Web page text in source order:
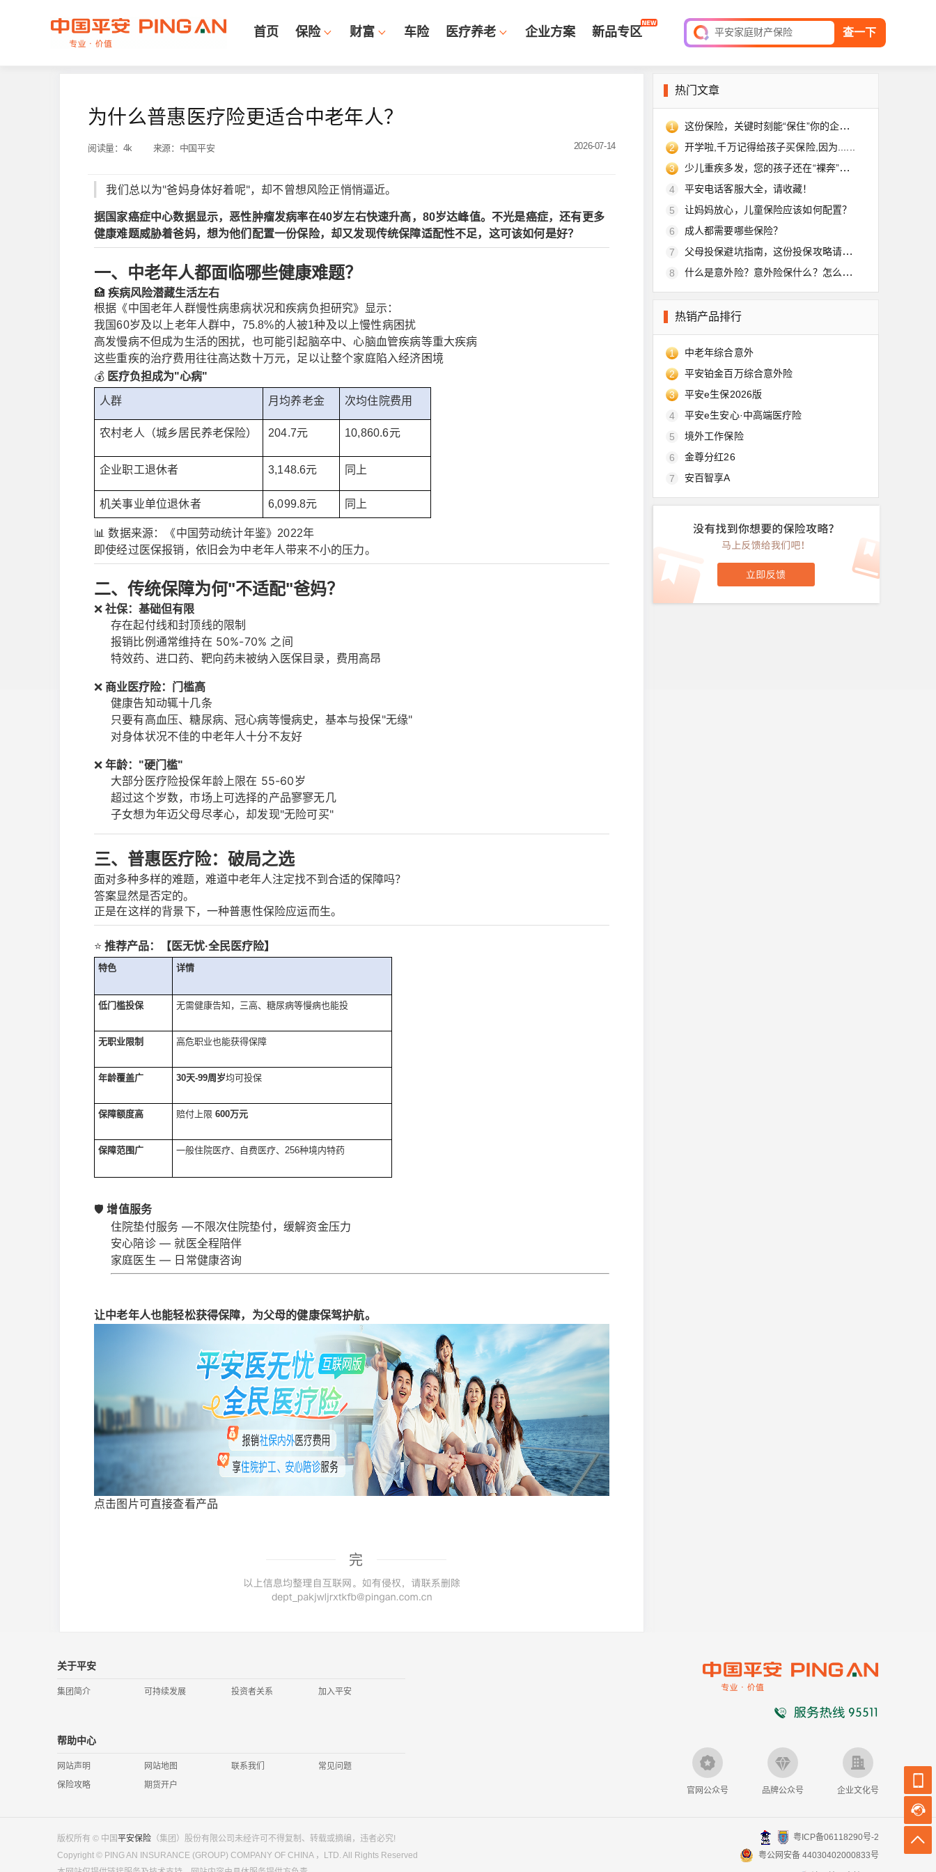
首页 保险 财富 车险 医疗养老 企业方案 新品专区
保单查询
查一下
为什么普惠医疗险更适合中老年人？
阅读量： 4k 来源： 中国平安 2026-07-14
我们总以为"爸妈身体好着呢"，却不曾想风险正悄悄逼近。
据国家癌症中心数据显示，恶性肿瘤发病率在40岁左右快速升高，80岁达峰值。不光是癌症，还有更多
健康难题威胁着爸妈，想为他们配置一份保险，却又发现传统保障适配性不足，这可该如何是好？
一、中老年人都面临哪些健康难题？
🏥 疾病风险潜藏生活左右
根据《中国老年人群慢性病患病状况和疾病负担研究》显示：
我国60岁及以上老年人群中，75.8%的人被1种及以上慢性病困扰
高发慢病不但成为生活的困扰，也可能引起脑卒中、心脑血管疾病等重大疾病
这些重疾的治疗费用往往高达数十万元，足以让整个家庭陷入经济困境
💰 医疗负担成为"心病"
人群 月均养老金 次均住院费用
农村老人（城乡居民养老保险） 204.7元 10,860.6元
企业职工退休者 3,148.6元 同上
机关事业单位退休者 6,099.8元 同上
📊 数据来源：《中国劳动统计年鉴》2022年
即使经过医保报销，依旧会为中老年人带来不小的压力。
二、传统保障为何"不适配"爸妈？
❌ 社保：基础但有限
存在起付线和封顶线的限制
报销比例通常维持在 50%-70% 之间
特效药、进口药、靶向药未被纳入医保目录，费用高昂
❌ 商业医疗险：门槛高
健康告知动辄十几条
只要有高血压、糖尿病、冠心病等慢病史，基本与投保"无缘"
对身体状况不佳的中老年人十分不友好
❌ 年龄："硬门槛"
大部分医疗险投保年龄上限在 55-60岁
超过这个岁数，市场上可选择的产品寥寥无几
子女想为年迈父母尽孝心，却发现"无险可买"
三、普惠医疗险：破局之选
面对多种多样的难题，难道中老年人注定找不到合适的保障吗？
答案显然是否定的。
正是在这样的背景下，一种普惠性保险应运而生。
⭐ 推荐产品：【医无忧·全民医疗险】
特色 详情
低门槛投保 无需健康告知，三高、糖尿病等慢病也能投
无职业限制 高危职业也能获得保障
年龄覆盖广 30天-99周岁均可投保
保障额度高 赔付上限 600万元
保障范围广 一般住院医疗、自费医疗、 256种境内特药
🛡️ 增值服务
住院垫付服务 —不限次住院垫付，缓解资金压力
安心陪诊 — 就医全程陪伴
家庭医生 — 日常健康咨询
让中老年人也能轻松获得保障，为父母的健康保驾护航。
点击图片可直接查看产品
完
热门文章
1
这份保险，关键时刻能“保住”你的企业！
2
开学啦,千万记得给孩子买保险,因为......
3
少儿重疾多发，您的孩子还在“裸奔”吗？
4
平安电话客服大全，请收藏！
5
让妈妈放心，儿童保险应该如何配置？
6
成人都需要哪些保险？
7
父母投保避坑指南，这份投保攻略请收好
8
什么是意外险？意外险保什么？怎么买？
热销产品排行
1
中老年综合意外
2
平安铂金百万综合意外险
3
平安e生保2026版
4
平安e生安心·中高端医疗险
5
境外工作保险
6
金尊分红26
7
安百智享A
关于平安
集团简介 可持续发展 投资者关系 加入平安
帮助中心
网站声明 网站地图 联系我们
常见问题
保险攻略
期货开户
官网公众号 品牌公众号 企业文化号
版权所有 © 中国平安保险 （集团）股份有限公司未经许可不得复制、转载或摘编，违者必究!
Copyright © PING AN INSURANCE (GROUP) COMPANY OF CHINA ，LTD. All Rights Reserved
粤ICP备06118290号-2
粤公网安备 44030402000833号